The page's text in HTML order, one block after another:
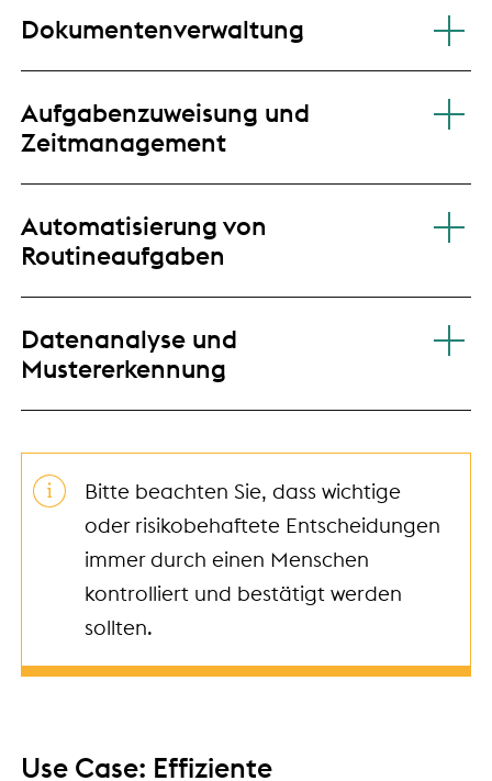
Dokumentenverwaltung
Aufgabenzuweisung und
Zeitmanagement
Automatisierung von
Routineaufgaben
Datenanalyse und
Mustererkennung
Bitte beachten Sie, dass wichtige
oder risikobehaftete Entscheidungen
immer durch einen Menschen
kontrolliert und bestätigt werden
sollten.
Use Case: Effiziente